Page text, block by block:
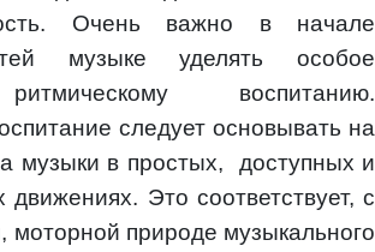
Очень важно в начале
музыке уделять особое
воспитанию.
следует основывать на
музыки в простых, доступных и
движениях. Это соответствует, с
моторной природе музыкального